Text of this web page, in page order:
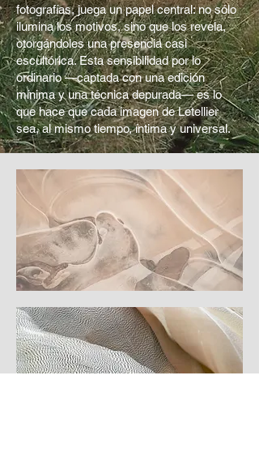
fotografías, juega un papel central: no sólo
ilumina los motivos, sino que los revela,
otorgándoles una presencia casi
escultórica. Esta sensibilidad por lo
ordinario —captada con una edición
mínima y una técnica depurada— es lo
que hace que cada imagen de Letellier
sea, al mismo tiempo, íntima y universal.